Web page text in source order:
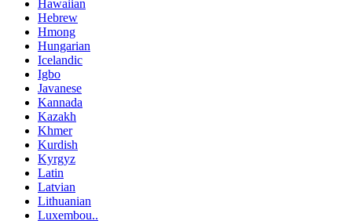
Hawaiian
Hebrew
Hmong
Hungarian
Icelandic
Igbo
Javanese
Kannada
Kazakh
Khmer
Kurdish
Kyrgyz
Latin
Latvian
Lithuanian
Luxembou..